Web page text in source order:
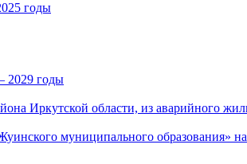
годы
2029 годы
Иркутской области, из аварийного
муниципального образования»